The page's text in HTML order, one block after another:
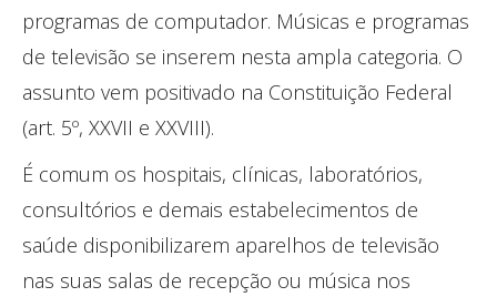
programas de computador. Músicas e programas
de televisão se inserem nesta ampla categoria. O
assunto vem positivado na Constituição Federal
(art. 5º, XXVII e XXVIII).
É comum os hospitais, clínicas, laboratórios,
consultórios e demais estabelecimentos de
saúde disponibilizarem aparelhos de televisão
nas suas salas de recepção ou música nos